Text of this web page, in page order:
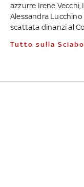
azzurre Irene Vecchi,
Alessandra
scattata dinanzi al
Tutto sulla